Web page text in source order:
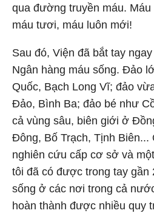
qua đường truyền máu. Máu
máu tươi, máu luôn mới!
Sau đó, Viện đã bắt tay
Ngân hàng máu sống. Đảo
Quốc, Bạch Long Vĩ; đảo
Đảo, Bình Ba; đảo bé như
cả vùng sâu, biên giới ở
Đông, Bố Trạch, Tịnh Biên...
nghiên cứu cấp cơ sở và
tôi đã có được trong tay gần
sống ở các nơi trong cả
hoàn thành được nhiều quy